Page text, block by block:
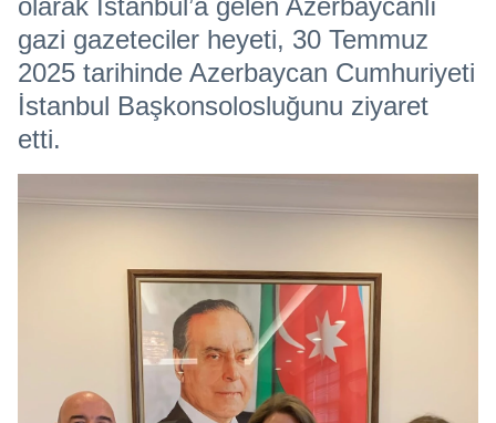
olarak İstanbul’a gelen Azerbaycanlı
gazi gazeteciler heyeti, 30 Temmuz
2025 tarihinde Azerbaycan Cumhuriyeti
İstanbul Başkonsolosluğunu ziyaret
etti.